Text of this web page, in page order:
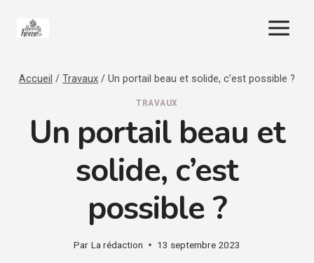
Accueil / Travaux / Un portail beau et solide, c’est possible ?
TRAVAUX
Un portail beau et
solide, c’est
possible ?
Par La rédaction 13 septembre 2023